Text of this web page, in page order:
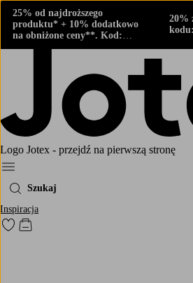
25% od najdroższego
produktu* + 10% dodatkowo
na obniżone ceny**. Kod:
424882
20%
Logo Jotex - przejdź na pierwszą stronę
Menu
Szukaj
Inspiracja
Przejdź do ulubionych oznaczonych
Przejdź do koszyka